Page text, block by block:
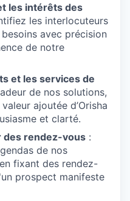
les intérêts des
les interlocuteurs
avec précision
de notre
et les services de
de nos solutions,
ajoutée d’Orisha
et clarté.
des rendez-vous :
de nos
fixant des rendez-
prospect manifeste